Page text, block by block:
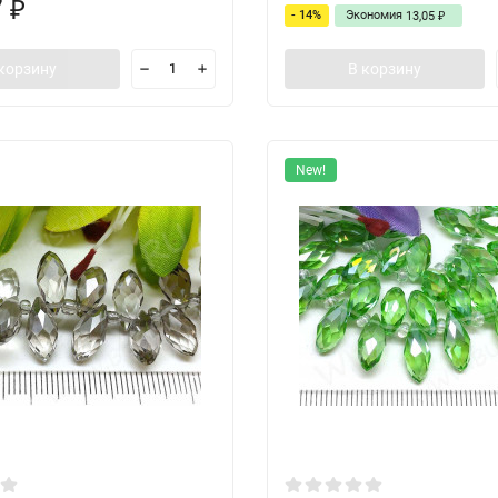
₽ - 14% Экономия 13,05 ₽
В корзину
New!